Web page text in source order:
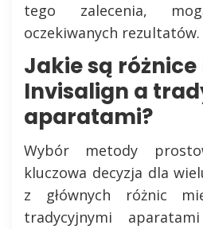
tego zalecenia,
oczekiwanych rezultatów.
Jakie są
Invisalign a
aparatami?
Wybór metody
kluczowa decyzja dla
z głównych różnic
tradycyjnymi